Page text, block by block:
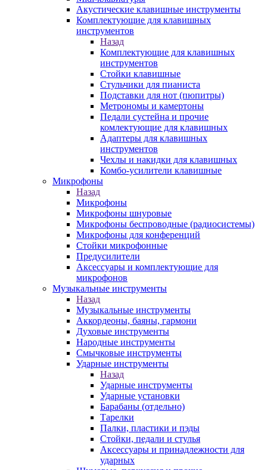
Акустические клавишные инструменты
Комплектующие для клавишных
инструментов
Назад
Комплектующие для клавишных
инструментов
Стойки клавишные
Стульчики для пианиста
Подставки для нот (пюпитры)
Метрономы и камертоны
Педали сустейна и прочие
комлектующие для клавишных
Адаптеры для клавишных
инструментов
Чехлы и накидки для клавишных
Комбо-усилители клавишные
Микрофоны
Назад
Микрофоны
Микрофоны шнуровые
Микрофоны беспроводные (радиосистемы)
Микрофоны для конференций
Стойки микрофонные
Предусилители
Аксессуары и комплектующие для
микрофонов
Музыкальные инструменты
Назад
Музыкальные инструменты
Аккордеоны, баяны, гармони
Духовые инструменты
Народные инструменты
Смычковые инструменты
Ударные инструменты
Назад
Ударные инструменты
Ударные установки
Барабаны (отдельно)
Тарелки
Палки, пластики и пэды
Стойки, педали и стулья
Аксессуары и принадлежности для
ударных